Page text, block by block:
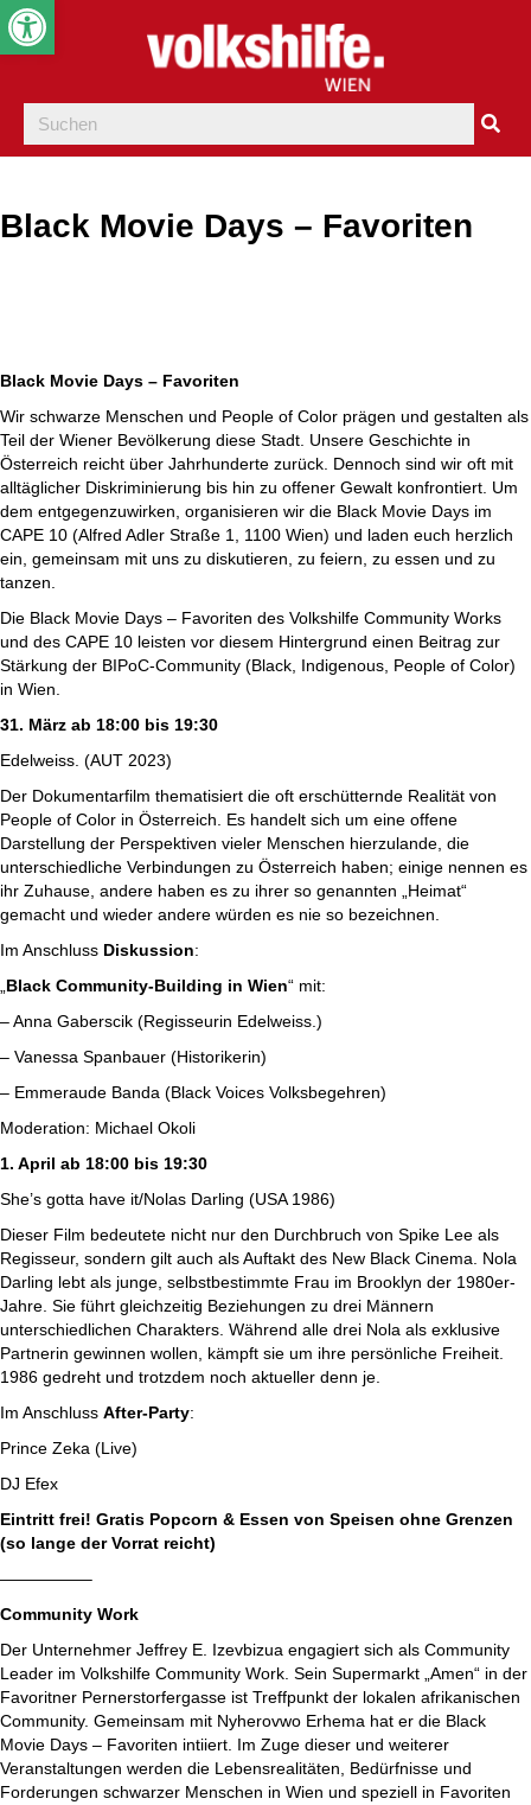
Black Movie Days – Favoriten
Black Movie Days – Favoriten
Wir schwarze Menschen und People of Color prägen und gestalten als
Teil der Wiener Bevölkerung diese Stadt. Unsere Geschichte in
Österreich reicht über Jahrhunderte zurück. Dennoch sind wir oft mit
alltäglicher Diskriminierung bis hin zu offener Gewalt konfrontiert. Um
dem entgegenzuwirken, organisieren wir die Black Movie Days im
CAPE 10 (Alfred Adler Straße 1, 1100 Wien) und laden euch herzlich
ein, gemeinsam mit uns zu diskutieren, zu feiern, zu essen und zu
tanzen.
Die Black Movie Days – Favoriten des Volkshilfe Community Works
und des CAPE 10 leisten vor diesem Hintergrund einen Beitrag zur
Stärkung der BIPoC-Community (Black, Indigenous, People of Color)
in Wien.
31. März ab 18:00 bis 19:30
Edelweiss. (AUT 2023)
Der Dokumentarfilm thematisiert die oft erschütternde Realität von
People of Color in Österreich. Es handelt sich um eine offene
Darstellung der Perspektiven vieler Menschen hierzulande, die
unterschiedliche Verbindungen zu Österreich haben; einige nennen es
ihr Zuhause, andere haben es zu ihrer so genannten „Heimat“
gemacht und wieder andere würden es nie so bezeichnen.
Im Anschluss Diskussion:
„Black Community-Building in Wien“ mit:
– Anna Gaberscik (Regisseurin Edelweiss.)
– Vanessa Spanbauer (Historikerin)
– Emmeraude Banda (Black Voices Volksbegehren)
Moderation: Michael Okoli
1. April ab 18:00 bis 19:30
She’s gotta have it/Nolas Darling (USA 1986)
Dieser Film bedeutete nicht nur den Durchbruch von Spike Lee als
Regisseur, sondern gilt auch als Auftakt des New Black Cinema. Nola
Darling lebt als junge, selbstbestimmte Frau im Brooklyn der 1980er-
Jahre. Sie führt gleichzeitig Beziehungen zu drei Männern
unterschiedlichen Charakters. Während alle drei Nola als exklusive
Partnerin gewinnen wollen, kämpft sie um ihre persönliche Freiheit.
1986 gedreht und trotzdem noch aktueller denn je.
Im Anschluss After-Party:
Prince Zeka (Live)
DJ Efex
Eintritt frei! Gratis Popcorn & Essen von Speisen ohne Grenzen
(so lange der Vorrat reicht)
—————–
Community Work
Der Unternehmer Jeffrey E. Izevbizua engagiert sich als Community
Leader im Volkshilfe Community Work. Sein Supermarkt „Amen“ in der
Favoritner Pernerstorfergasse ist Treffpunkt der lokalen afrikanischen
Community. Gemeinsam mit Nyherovwo Erhema hat er die Black
Movie Days – Favoriten intiiert. Im Zuge dieser und weiterer
Veranstaltungen werden die Lebensrealitäten, Bedürfnisse und
Forderungen schwarzer Menschen in Wien und speziell in Favoriten